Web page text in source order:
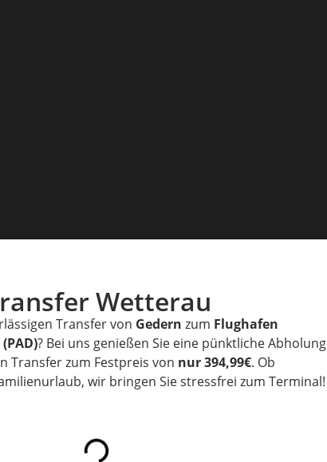
Wetterau
Transfer von Gedern zum Flughafen
? Bei uns genießen Sie eine pünktliche Abholung
Transfer zum Festpreis von nur 394,99€. Ob
wir bringen Sie stressfrei zum Terminal!